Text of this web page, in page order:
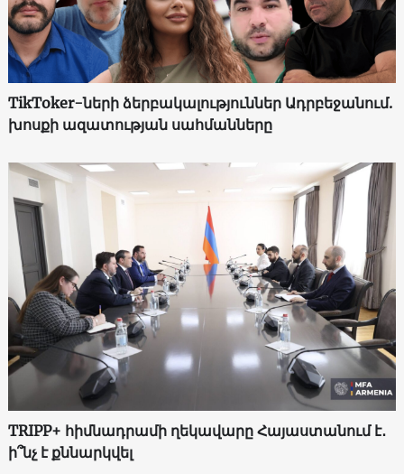
TikToker-ների ձերբակալություններ Ադրբեջանում.
խոսքի ազատության սահմանները
TRIPP+ հիմնադրամի ղեկավարը Հայաստանում է․
ի՞նչ է քննարկվել